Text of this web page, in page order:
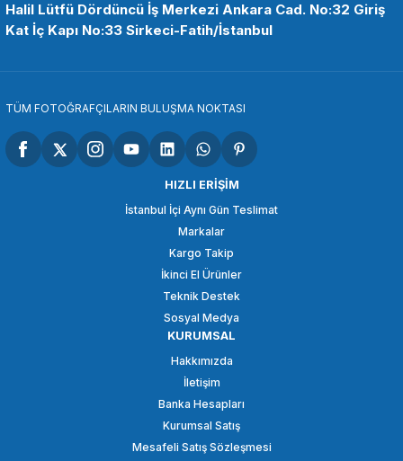
OEM
OEM Marka GP05 Aksiyon Kameralar Mini Tripod
SEPETE EKLE
OEM Marka GP03 Aksiyon Kamera Bağlantı Aparatı
Halil Lütfü Dördüncü İş Merkezi Ankara Cad. No:32 Giriş
Kat İç Kapı No:33 Sirkeci-Fatih/İstanbul
TÜM FOTOĞRAFÇILARIN BULUŞMA NOKTASI
HIZLI ERİŞİM
İstanbul İçi Aynı Gün Teslimat
Markalar
Kargo Takip
İkinci El Ürünler
Teknik Destek
Sosyal Medya
KURUMSAL
Hakkımızda
İletişim
Banka Hesapları
Kurumsal Satış
Mesafeli Satış Sözleşmesi